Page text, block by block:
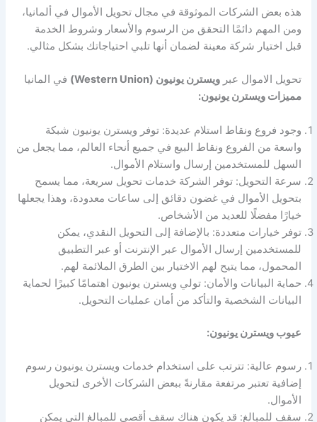
هذه بعض الشركات الموثوقة في مجال تحويل الأموال في ألمانيا،
ومن المهم دائمًا التحقق من الرسوم والأسعار وشروط الخدمة
قبل اختيار شركة معينة لضمان أنها تلبي احتياجاتك بشكل مثالي.
تحويل الاموال عبرويسترن يونيون (Western Union)
في المانيا
مميزات ويسترن يونيون:
وجود فروع ونقاط استلام عديدة: توفر ويسترن يونيون شبكة
واسعة من الفروع ونقاط البيع في جميع أنحاء العالم، مما يجعل من
السهل للمستخدمين إرسال واستلام الأموال.
سرعة التحويل: توفر الشركة خدمات تحويل سريعة، مما يسمح
بتحويل الأموال في غضون دقائق إلى ساعات معدودة، وهذا يجعلها
خيارًا مفضلًا للعديد من الأشخاص.
توفر خيارات متعددة: بالإضافة إلى التحويل النقدي، يمكن
للمستخدمين إرسال الأموال عبر الإنترنت أو عبر التطبيق
المحمول، مما يتيح لهم الاختيار بين الطرق الملائمة لهم.
حماية البيانات والأمان: تولي ويسترن يونيون اهتمامًا كبيرًا لحماية
البيانات الشخصية والتأكد من أمان عمليات التحويل.
عيوب ويسترن يونيون:
رسوم عالية: تترتب على استخدام خدمات ويسترن يونيون رسوم
إضافية تعتبر مرتفعة مقارنةً ببعض الشركات الأخرى لتحويل
الأموال.
سقف للمبالغ: قد يكون هناك سقف أقصى للمبالغ التي يمكن